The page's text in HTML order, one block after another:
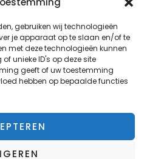
gebruiken wij technologieën
je apparaat op te slaan en/of te
met deze technologieën kunnen
unieke ID's op deze site
geeft of uw toestemming
hebben op bepaalde functies
van Brakel